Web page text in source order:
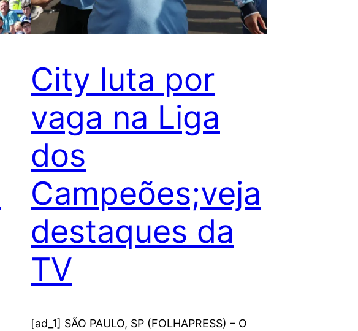
City luta por
vaga na Liga
dos
Campeões;veja
destaques da
TV
[ad_1] SÃO PAULO, SP (FOLHAPRESS) – O